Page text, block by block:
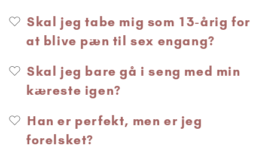
Skal jeg tabe mig som 13-årig for
at blive pæn til sex engang?
Skal jeg bare gå i seng med min
kæreste igen?
Han er perfekt, men er jeg
forelsket?